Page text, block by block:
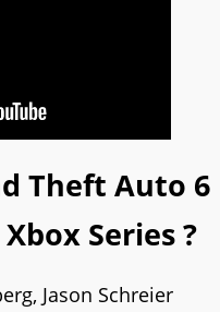
Theft Auto 6
Series ?
Jason Schreier